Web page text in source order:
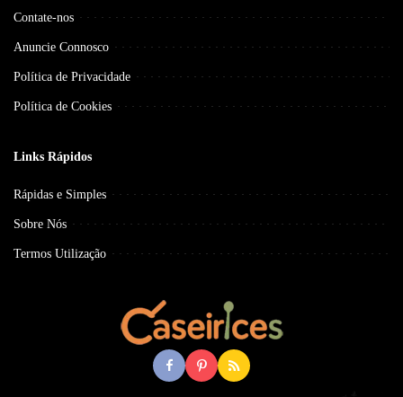
Contate-nos
Anuncie Connosco
Política de Privacidade
Política de Cookies
Links Rápidos
Rápidas e Simples
Sobre Nós
Termos Utilização